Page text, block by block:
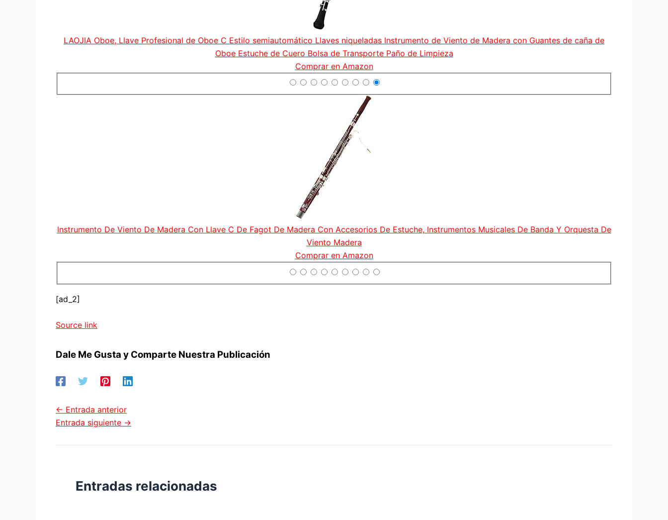
LAOJIA Oboe, Llave Profesional de Oboe C Estilo semiautomático Llaves niqueladas Instrumento de Viento de Madera con Guantes de caña de
Oboe Estuche de Cuero Bolsa de Transporte Paño de Limpieza
Comprar en Amazon
Instrumento De Viento De Madera Con Llave C De Fagot De Madera Con Accesorios De Estuche, Instrumentos Musicales De Banda Y Orquesta De
Viento Madera
Comprar en Amazon
[ad_2]
Source link
Dale Me Gusta y Comparte Nuestra Publicación
← Entrada anterior
Entrada siguiente →
Entradas relacionadas